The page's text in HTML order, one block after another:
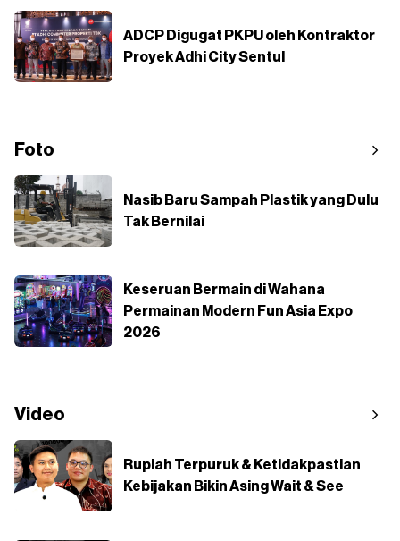
ADCP Digugat PKPU oleh Kontraktor
Proyek Adhi City Sentul
Foto
Nasib Baru Sampah Plastik yang Dulu
Tak Bernilai
Keseruan Bermain di Wahana
Permainan Modern Fun Asia Expo
2026
Video
Rupiah Terpuruk & Ketidakpastian
Kebijakan Bikin Asing Wait & See